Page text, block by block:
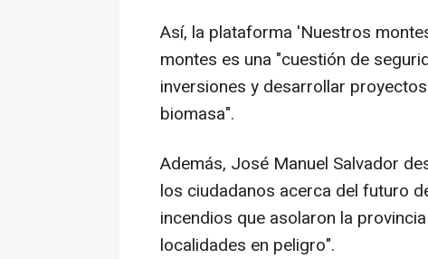
Así, la plataforma 'Nuestros
montes es una "cuestión de
inversiones y desarrollar
biomasa".
Además, José Manuel Salvador
los ciudadanos acerca del futuro
incendios que asolaron la
localidades en peligro".